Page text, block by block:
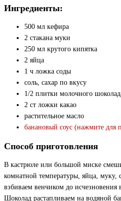
Ингредиенты:
500 мл кефира
2 стакана муки
250 мл крутого кипятка
2 яйца
1 ч ложка соды
соль, сахар по вкусу
1/2 плитки молочного
2 ст ложки какао
растительное масло
банановый соус (нажмите для
Способ приготовления
В кастрюле или большой миске
комнатной температуры, яйца, муку,
взбиваем венчиком до исчезновения
Шоколад растапливаем на водяной